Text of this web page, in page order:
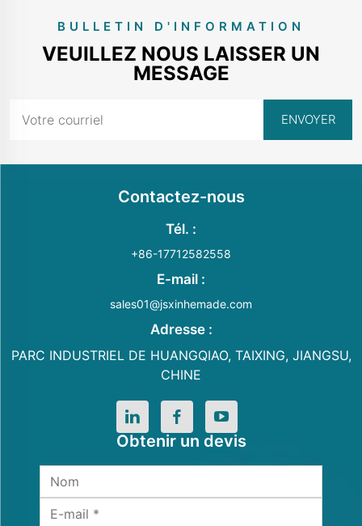
maintenant
BULLETIN D'INFORMATION
VEUILLEZ NOUS LAISSER UN
MESSAGE
Contactez-nous
Tél. :
+86-17712582558
E-mail :
sales01@jsxinhemade.com
Adresse :
PARC INDUSTRIEL DE HUANGQIAO, TAIXING, JIANGSU,
CHINE
Obtenir un devis